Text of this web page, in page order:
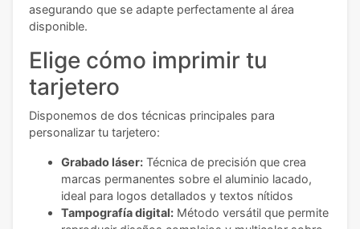
asegurando que se adapte perfectamente al área
disponible.
Elige cómo imprimir tu
tarjetero
Disponemos de dos técnicas principales para
personalizar tu tarjetero:
Grabado láser: Técnica de precisión que crea
marcas permanentes sobre el aluminio lacado,
ideal para logos detallados y textos nítidos
Tampografía digital: Método versátil que permite